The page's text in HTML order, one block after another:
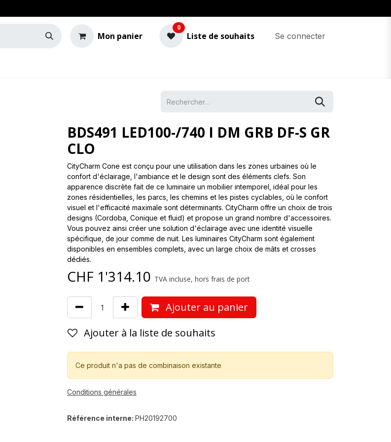
Mon panier
0
Liste de souhaits Se connecter
BDS491 LED100-/740 I DM GRB DF-S GR
CLO
CityCharm Cone est conçu pour une utilisation dans les zones urbaines où le
confort d'éclairage, l'ambiance et le design sont des éléments clefs. Son
apparence discrète fait de ce luminaire un mobilier intemporel, idéal pour les
zones résidentielles, les parcs, les chemins et les pistes cyclables, où le confort
visuel et l'efficacité maximale sont déterminants. CityCharm offre un choix de trois
designs (Cordoba, Conique et fluid) et propose un grand nombre d'accessoires.
Vous pouvez ainsi créer une solution d'éclairage avec une identité visuelle
spécifique, de jour comme de nuit. Les luminaires CityCharm sont également
disponibles en ensembles complets, avec un large choix de mâts et crosses
dédiés.
CHF 1'314.10 TVA incluse, hors frais de port
Ajouter au panier
Ajouter à la liste de souhaits
Ce produit n'a pas de combinaison existante
Conditions générales
Référence interne: PH20192700